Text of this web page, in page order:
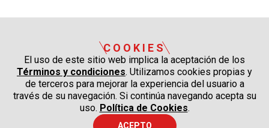
COOKIES
El uso de este sitio web implica la aceptación de los
Términos y condiciones. Utilizamos cookies propias y
de terceros para mejorar la experiencia del usuario a
través de su navegación. Si continúa navegando acepta su
uso. Política de Cookies.
ACEPTO